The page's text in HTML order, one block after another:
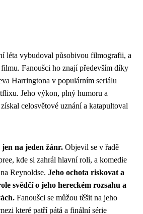
léta vybudoval působivou filmografii, a
Fanoušci ho znají především díky
Harringtona v populárním seriálu
Jeho výkon, plný humoru a
celosvětové uznání a katapultoval
jen na jeden žánr. Objevil se v řadě
kde si zahrál hlavní roli, a komedie
Reynoldse. Jeho ochota riskovat a
svědčí o jeho hereckém rozsahu a
Fanoušci se můžou těšit na jeho
které patří pátá a finální série